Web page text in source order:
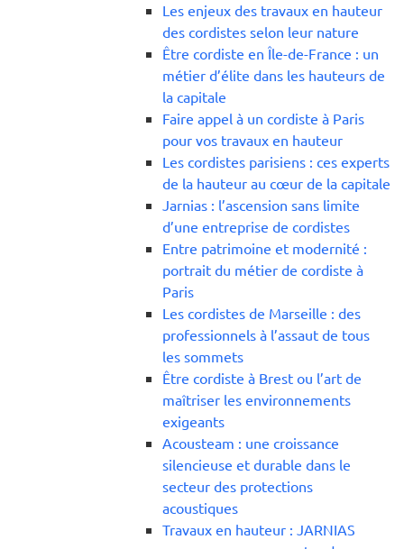
Les enjeux des travaux en hauteur
des cordistes selon leur nature
Être cordiste en Île-de-France : un
métier d’élite dans les hauteurs de
la capitale
Faire appel à un cordiste à Paris
pour vos travaux en hauteur
Les cordistes parisiens : ces experts
de la hauteur au cœur de la capitale
Jarnias : l’ascension sans limite
d’une entreprise de cordistes
Entre patrimoine et modernité :
portrait du métier de cordiste à
Paris
Les cordistes de Marseille : des
professionnels à l’assaut de tous
les sommets
Être cordiste à Brest ou l’art de
maîtriser les environnements
exigeants
Acousteam : une croissance
silencieuse et durable dans le
secteur des protections
acoustiques
Travaux en hauteur : JARNIAS